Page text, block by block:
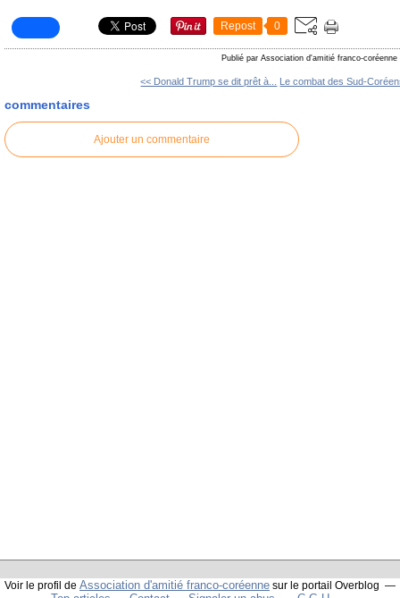
Repost 0
Publié par Association d'amitié franco-coréenne
<< Donald Trump se dit prêt à... Le combat des Sud-
commentaires
Ajouter un commentaire
Voir le profil de Association d'amitié franco-coréenne sur le portail Overblog